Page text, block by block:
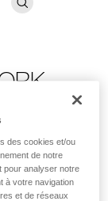
maintien au
Y 150 MGO
des cookies et/ou
de notre
pour analyser notre
à votre navigation
et de réseaux